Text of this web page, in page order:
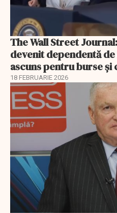
The Wall Street
devenit dependentă
ascuns pentru burse și
18 FEBRUARIE 2026
EXCLUSIV